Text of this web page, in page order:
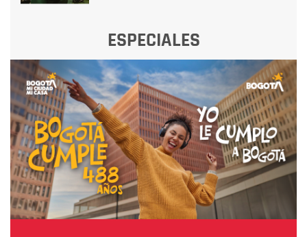
ESPECIALES